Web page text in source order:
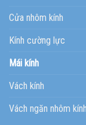
Cửa nhôm kính
Kính cường lực
Mái kính
Vách kính
Vách ngăn nhôm kính